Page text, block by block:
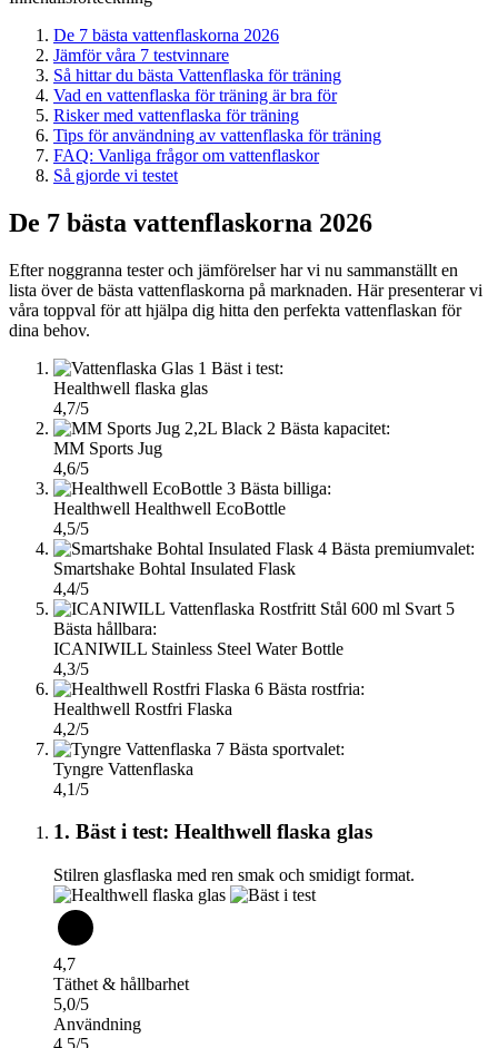
De 7 bästa vattenflaskorna 2026
Jämför våra 7 testvinnare
Så hittar du bästa Vattenflaska för träning
Vad en vattenflaska för träning är bra för
Risker med vattenflaska för träning
Tips för användning av vattenflaska för träning
FAQ: Vanliga frågor om vattenflaskor
Så gjorde vi testet
De 7 bästa vattenflaskorna 2026
Efter noggranna tester och jämförelser har vi nu sammanställt en
lista över de bästa vattenflaskorna på marknaden. Här presenterar vi
våra toppval för att hjälpa dig hitta den perfekta vattenflaskan för
dina behov.
1 Bäst i test:
Healthwell flaska glas
4,7/5
2 Bästa kapacitet:
MM Sports Jug
4,6/5
3 Bästa billiga:
Healthwell Healthwell EcoBottle
4,5/5
4 Bästa premiumvalet:
Smartshake Bohtal Insulated Flask
4,4/5
5
Bästa hållbara:
ICANIWILL Stainless Steel Water Bottle
4,3/5
6 Bästa rostfria:
Healthwell Rostfri Flaska
4,2/5
7 Bästa sportvalet:
Tyngre Vattenflaska
4,1/5
1. Bäst i test: Healthwell flaska glas
Stilren glasflaska med ren smak och smidigt format.
4,7
Täthet & hållbarhet
5,0/5
Användning